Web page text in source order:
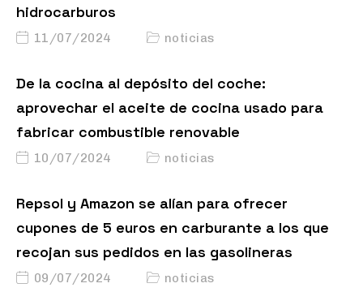
hidrocarburos
11/07/2024 noticias
De la cocina al depósito del coche:
aprovechar el aceite de cocina usado para
fabricar combustible renovable
10/07/2024 noticias
Repsol y Amazon se alían para ofrecer
cupones de 5 euros en carburante a los que
recojan sus pedidos en las gasolineras
09/07/2024 noticias